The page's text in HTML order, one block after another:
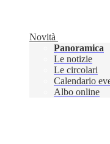
Novità
Panoramica
Le notizie
Le circolari
Calendario
Albo online